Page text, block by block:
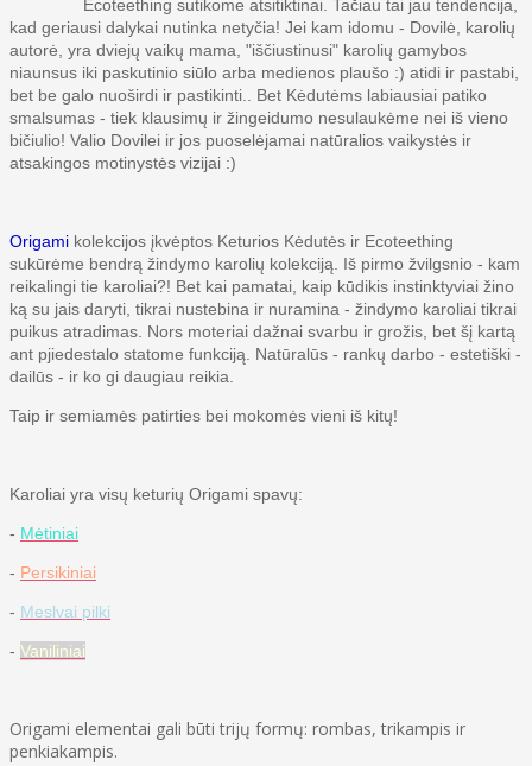
Ecoteething sutikome atsitiktinai. Tačiau tai jau tendencija,
kad geriausi dalykai nutinka netyčia! Jei kam idomu - Dovilė, karolių
autorė, yra dviejų vaikų mama, "iščiustinusi" karolių gamybos
niaunsus iki paskutinio siūlo arba medienos plaušo :) atidi ir pastabi,
bet be galo nuoširdi ir pastikinti.. Bet Kėdutėms labiausiai patiko
smalsumas - tiek klausimų ir žingeidumo nesulaukėme nei iš vieno
bičiulio! Valio Dovilei ir jos puoselėjamai natūralios vaikystės ir
atsakingos motinystės vizijai :)
Origami kolekcijos įkvėptos Keturios Kėdutės ir Ecoteething
sukūrėme bendrą žindymo karolių kolekciją. Iš pirmo žvilgsnio - kam
reikalingi tie karoliai?! Bet kai pamatai, kaip kūdikis instinktyviai žino
ką su jais daryti, tikrai nustebina ir nuramina - žindymo karoliai tikrai
puikus atradimas. Nors moteriai dažnai svarbu ir grožis, bet šį kartą
ant pjiedestalo statome funkciją. Natūralūs - rankų darbo - estetiški -
dailūs - ir ko gi daugiau reikia.
Taip ir semiamės patirties bei mokomės vieni iš kitų!
Karoliai yra visų keturių Origami spavų:
- Mėtiniai
- Persikiniai
- Meslvai pilki
- Vaniliniai
Origami elementai gali būti trijų formų: rombas, trikampis ir
penkiakampis.